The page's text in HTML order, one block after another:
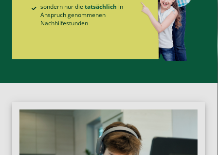
sondern nur die tatsächlich in
Anspruch genommenen
Nachhilfe­stunden